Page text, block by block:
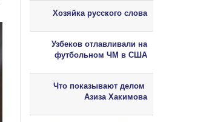
Хозяйка русского слова
Узбеков отлавливали на
футбольном ЧМ в США
Что показывают делом
Азиза Хакимова